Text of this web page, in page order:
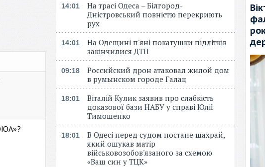
14:01
На трасі Одеса – Білгород-
Дністровський повністю перекриють
рух
14:01
На Одещині п'яні покатушки підлітків
закінчилися ДТП
09:18
Российский дрон атаковал жилой дом
в румынском городе Галац
18:01
Віталій Кулик заявив про слабкість
доказової бази НАБУ у справі Юлії
Тимошенко
18:01
В Одесі перед судом постане шахрай,
який ошукав матір
військовозобов'язаного за схемою
«Ваш син у ТЦК»